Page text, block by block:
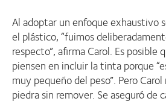
Al adoptar un enfoque exhaustivo
el plástico, “fuimos
respecto”, afirma Carol. Es posible
piensen en incluir la tinta porque
muy pequeño del peso”. Pero
piedra sin remover. Se aseguró de